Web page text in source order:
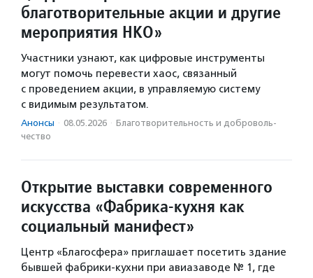
благотворительные акции и другие
мероприятия НКО»
Участники узнают, как цифровые инструменты
могут помочь перевести хаос, связанный
с проведением акции, в управляемую систему
с видимым результатом.
Анонсы · 08.05.2026 · Благотвори­тель­ность и доброволь­
чест­во
Открытие выставки современного
искусства «Фабрика-кухня как
социальный манифест»
Центр «Благосфера» приглашает посетить здание
бывшей фабрики-кухни при авиазаводе № 1, где